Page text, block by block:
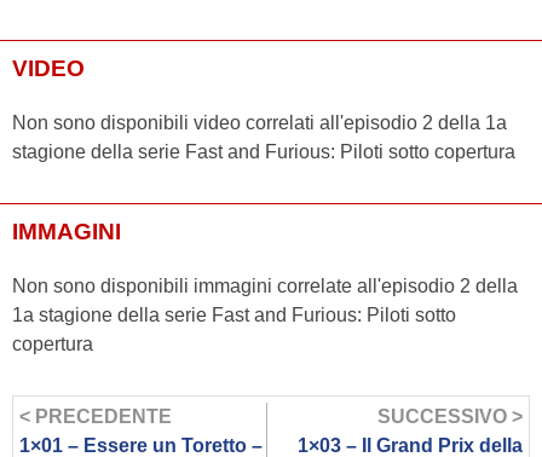
VIDEO
Non sono disponibili video correlati all'episodio 2 della 1a
stagione della serie Fast and Furious: Piloti sotto copertura
IMMAGINI
Non sono disponibili immagini correlate all'episodio 2 della
1a stagione della serie Fast and Furious: Piloti sotto
copertura
< PRECEDENTE
1×01 – Essere un Toretto –
SUCCESSIVO >
1×03 – Il Grand Prix della